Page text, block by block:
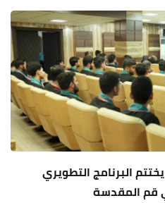
البرنامج التطويري
قم المقدسة